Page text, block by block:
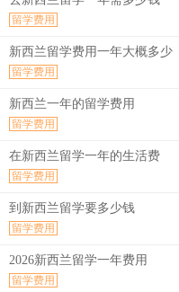
留学费用
新西兰留学费用一年大概多少
留学费用
新西兰一年的留学费用
留学费用
在新西兰留学一年的生活费
留学费用
到新西兰留学要多少钱
留学费用
2026新西兰留学一年费用
留学费用